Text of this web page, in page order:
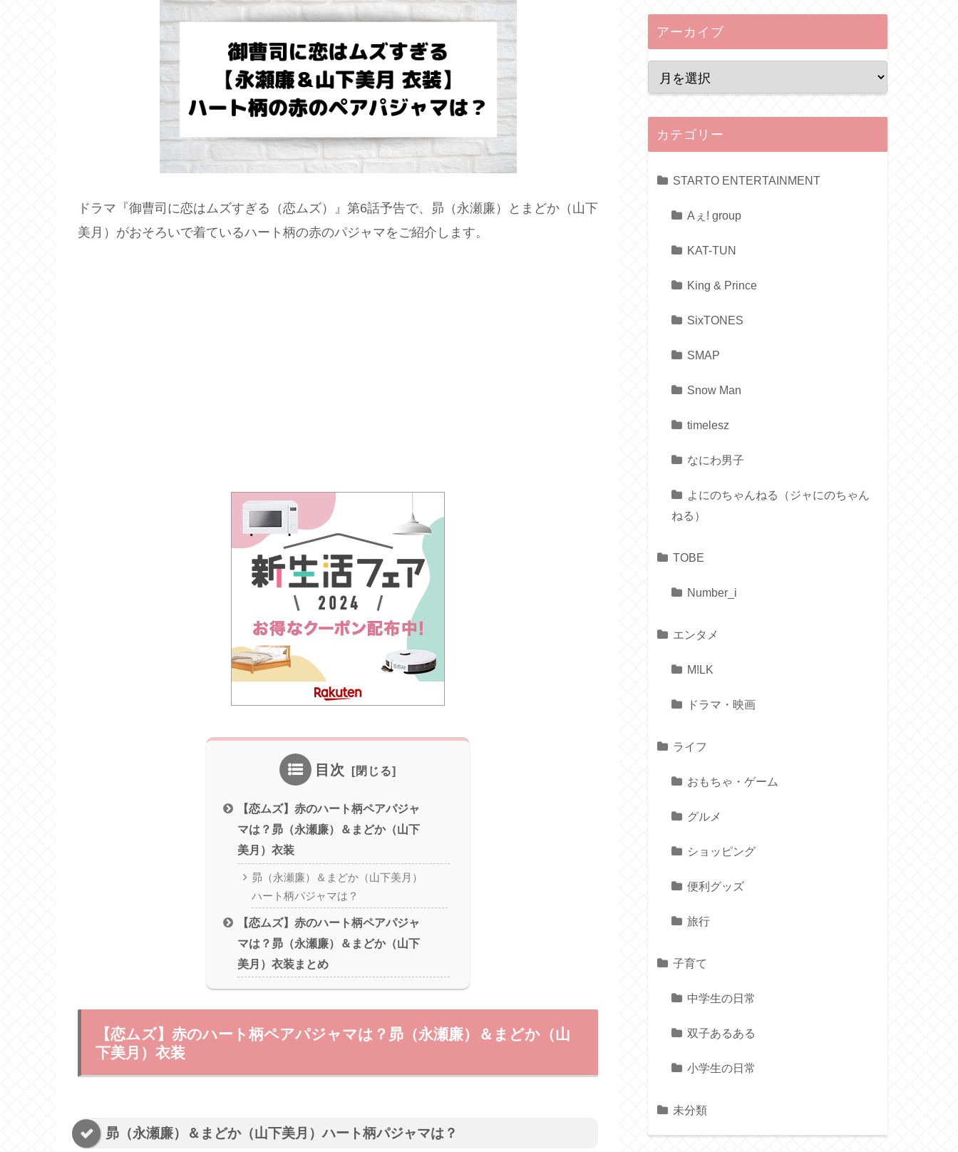
ドラマ『御曹司に恋はムズすぎる（恋ムズ）』第6話予告で、昴（永瀬廉）とまどか（山下
美月）がおそろいで着ているハート柄の赤のパジャマをご紹介します。
目次
【恋ムズ】赤のハート柄ペアパジャ
マは？昴（永瀬廉）＆まどか（山下
美月）衣装
昴（永瀬廉）＆まどか（山下美月）
ハート柄パジャマは？
【恋ムズ】赤のハート柄ペアパジャ
マは？昴（永瀬廉）＆まどか（山下
美月）衣装まとめ
【恋ムズ】赤のハート柄ペアパジャマは？昴（永瀬廉）＆まどか（山
下美月）衣装
昴（永瀬廉）＆まどか（山下美月）ハート柄パジャマは？
アーカイブ
カテゴリー
STARTO ENTERTAINMENT
Aぇ! group
KAT-TUN
King & Prince
SixTONES
SMAP
Snow Man
timelesz
なにわ男子
よにのちゃんねる（ジャにのちゃん
ねる）
TOBE
Number_i
エンタメ
M!LK
ドラマ・映画
ライフ
おもちゃ・ゲーム
グルメ
ショッピング
便利グッズ
旅行
子育て
中学生の日常
双子あるある
小学生の日常
未分類